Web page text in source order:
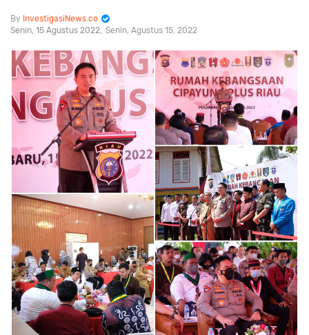
InvestigasiNews.co
Senin, 15 Agustus 2022 Senin, Agustus 15, 2022